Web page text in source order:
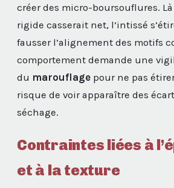
créer des micro-boursouflures.
rigide casserait net, l’intissé
fausser l’alignement des motifs
comportement demande une
du marouflage pour ne pas
risque de voir apparaître des
séchage.
Contraintes liées à
et à la texture